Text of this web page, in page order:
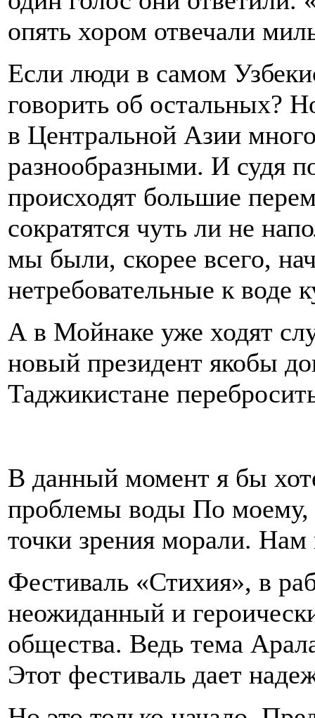
опять хором отвечали
Если люди в самом
говорить об остальных?
в Центральной Азии
разнообразными. И судя
происходят большие
сократятся чуть ли не
мы были, скорее всего,
нетребовательные к воде
А в Мойнаке уже ходят
новый президент якобы
Таджикистане
В данный момент я бы
проблемы воды По моему,
точки зрения морали.
Фестиваль «Стихия», в
неожиданный и
общества. Ведь тема
Этот фестиваль дает